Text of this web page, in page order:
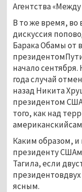
Агентства «Между
В то же время, во
дискуссия
Барака Обамы от
начало
года случай
назад Никита
президентом
того, как над
Каким образом, и
президенту
Тагила, если
ясным.